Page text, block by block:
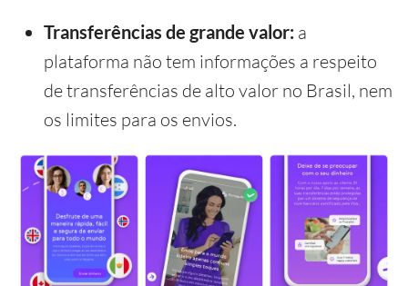
Transferências de grande valor: a
plataforma não tem informações a respeito
de transferências de alto valor no Brasil, nem
os limites para os envios.